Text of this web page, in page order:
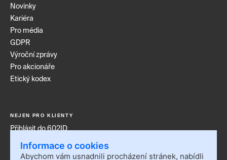
Novinky
Kariéra
Pro média
GDPR
Výroční zprávy
Pro akcionáře
Etický kodex
NEJEN PRO KLIENTY
Přihlásit do 602ID
Přihlásit do Sofa
Kontakt
Informace o cookies
Abychom vám usnadnili procházení stránek, nabídli